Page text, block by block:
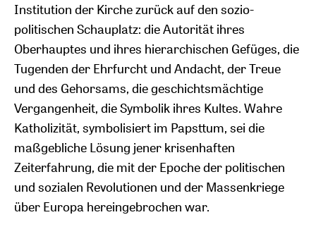
Institution der Kirche zurück auf den sozio-
politischen Schauplatz: die Autorität ihres
Oberhauptes und ihres hierarchischen Gefüges, die
Tugenden der Ehrfurcht und Andacht, der Treue
und des Gehorsams, die geschichtsmächtige
Vergangenheit, die Symbolik ihres Kultes. Wahre
Katholizität, symbolisiert im Papsttum, sei die
maßgebliche Lösung jener krisenhaften
Zeiterfahrung, die mit der Epoche der politischen
und sozialen Revolutionen und der Massenkriege
über Europa hereingebrochen war.